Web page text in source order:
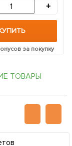
+
за покупку
ТОВАРЫ